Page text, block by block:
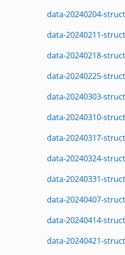
data-20240204-
data-20240211-
data-20240218-
data-20240225-
data-20240303-
data-20240310-
data-20240317-
data-20240324-
data-20240331-
data-20240407-
data-20240414-
data-20240421-